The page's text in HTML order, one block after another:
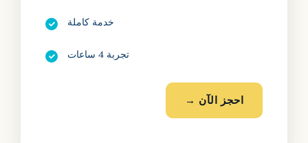
خدمة كاملة
تجربة 4 ساعات
احجز الآن →